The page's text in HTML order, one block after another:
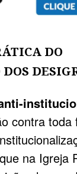
DO
contra toda
na Igreja